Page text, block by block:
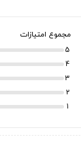
مجموع امتیازات
5
4
3
2
1